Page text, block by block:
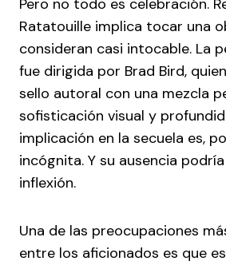
Pero no todo es celebración.
Ratatouille implica tocar una
consideran casi intocable. La
fue dirigida por Brad Bird,
sello autoral con una mezcla
sofisticación visual y
implicación en la secuela es,
incógnita. Y su ausencia
inflexión.
Una de las preocupaciones
entre los aficionados es que